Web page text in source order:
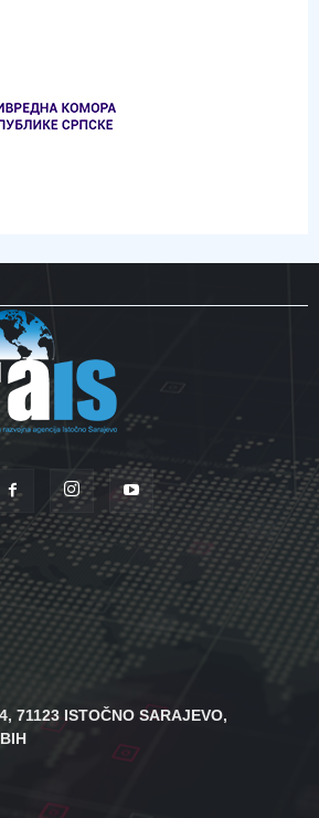
71123 ISTOČNO SARAJEVO,